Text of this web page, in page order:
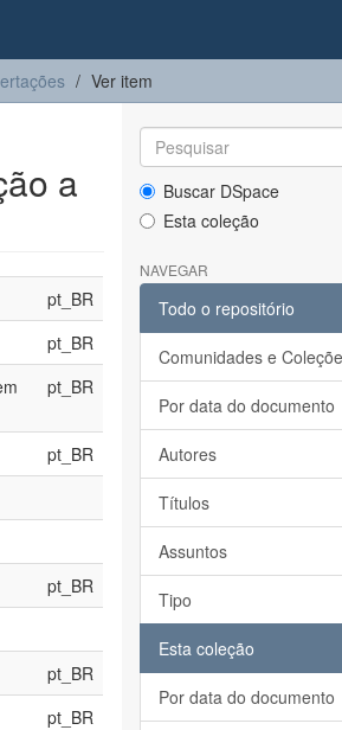
Ver item
a
pt_BR
pt_BR
pt_BR
pt_BR
pt_BR
pt_BR
pt_BR
Buscar DSpace
Esta coleção
NAVEGAR
Todo o repositório
Comunidades e
Por data do documento
Autores
Títulos
Assuntos
Tipo
Esta coleção
Por data do documento